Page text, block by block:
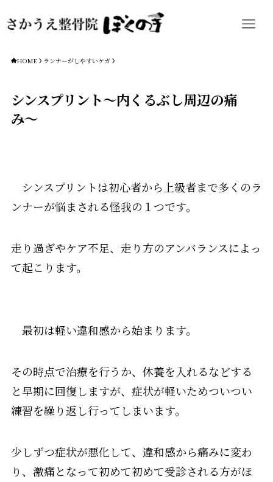
HOME ランナーがしやすいケガ
シンスプリント〜内くるぶし周辺の痛
み〜
シンスプリントは初心者から上級者まで多くのラ
ンナーが悩まされる怪我の１つです。
走り過ぎやケア不足、走り方のアンバランスによっ
て起こります。
最初は軽い違和感から始まります。
その時点で治療を行うか、休養を入れるなどする
と早期に回復しますが、症状が軽いためついつい
練習を繰り返し行ってしまいます。
少しずつ症状が悪化して、違和感から痛みに変わ
り、激痛となって初めて初めて受診される方がほ